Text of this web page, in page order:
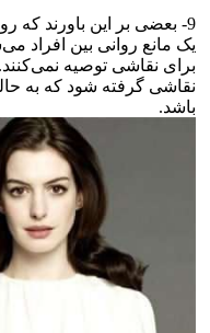
9- بعضی بر این باورند که
یک مانع روانی بین افراد
برای نقاشی توصیه
نقاشی گرفته شود که به
باشد.